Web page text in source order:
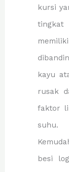
kursi
kayu
rusak
faktor
suhu.
besi